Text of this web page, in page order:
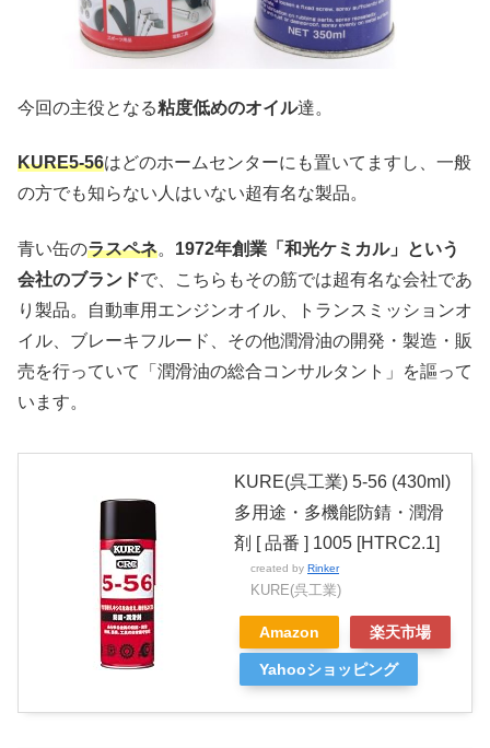
今回の主役となる粘度低めのオイル達。
KURE5-56はどのホームセンターにも置いてますし、一般
の方でも知らない人はいない超有名な製品。
青い缶のラスペネ。 1972年創業「和光ケミカル」という
会社のブランドで、こちらもその筋では超有名な会社であ
り製品。自動車用エンジンオイル、トランスミッションオ
イル、ブレーキフルード、その他潤滑油の開発・製造・販
売を行っていて「潤滑油の総合コンサルタント」を謳って
います。
KURE(呉工業) 5-56 (430ml)
多用途・多機能防錆・潤滑
剤 [ 品番 ] 1005 [HTRC2.1]
created by Rinker
KURE(呉工業)
Amazon 楽天市場
Yahooショッピング